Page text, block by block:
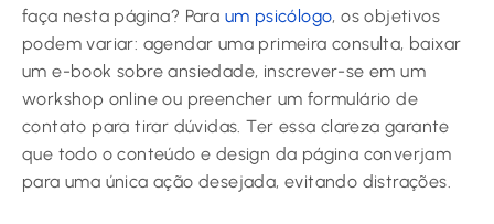
faça nesta página? Para um psicólogo, os objetivos
podem variar: agendar uma primeira consulta, baixar
um e-book sobre ansiedade, inscrever-se em um
workshop online ou preencher um formulário de
contato para tirar dúvidas. Ter essa clareza garante
que todo o conteúdo e design da página converjam
para uma única ação desejada, evitando distrações.